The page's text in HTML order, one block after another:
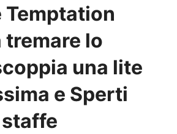
Temptation
tremare lo
una lite
e Sperti